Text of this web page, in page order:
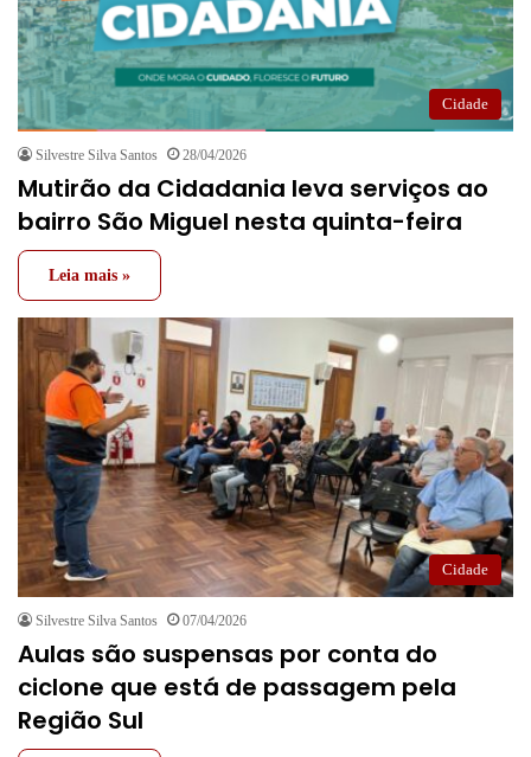
Cidade
Silvestre Silva Santos 28/04/2026
Mutirão da Cidadania leva serviços ao
bairro São Miguel nesta quinta-feira
Leia mais »
Cidade
Silvestre Silva Santos 07/04/2026
Aulas são suspensas por conta do
ciclone que está de passagem pela
Região Sul